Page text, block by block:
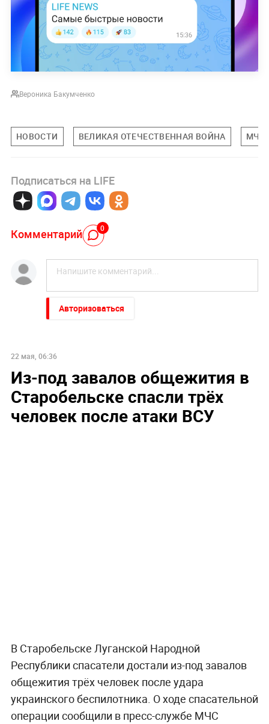
Вероника Бакумченко
НОВОСТИ ВЕЛИКАЯ ОТЕЧЕСТВЕННАЯ ВОЙНА МЧС
Подписаться на LIFE
Комментарий 0
Авторизоваться
22 мая, 06:36
Из-под завалов общежития в
Старобельске спасли трёх
человек после атаки ВСУ
В Старобельске Луганской Народной
Республики спасатели достали из-под завалов
общежития трёх человек после удара
украинского беспилотника. О ходе спасательной
операции сообщили в пресс-службе МЧС